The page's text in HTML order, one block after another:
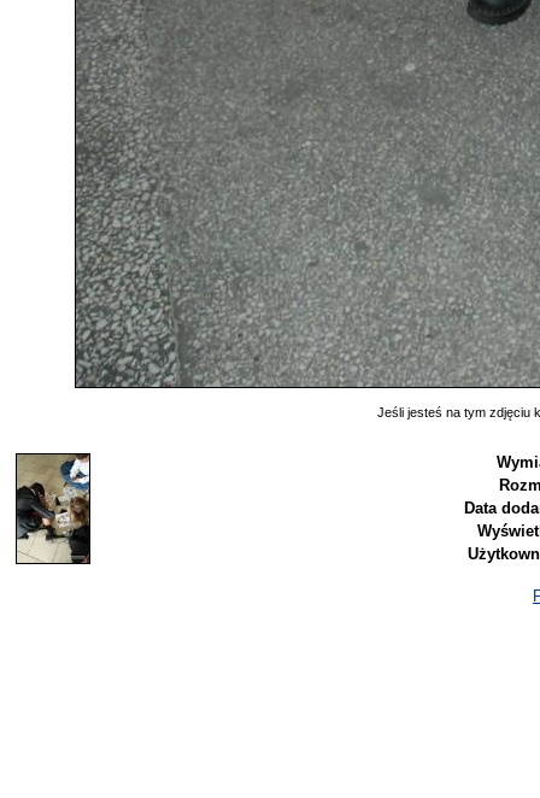
Jeśli jesteś na tym zdjęciu
Data